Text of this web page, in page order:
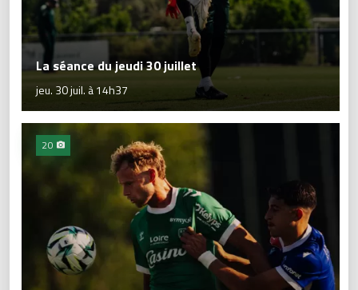
La séance du jeudi 30 juillet
jeu. 30 juil. à 14h37
20